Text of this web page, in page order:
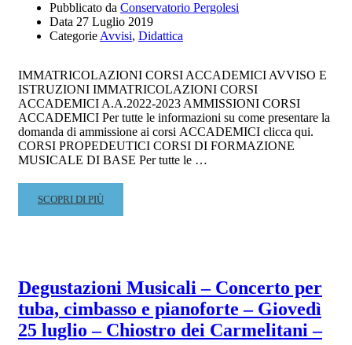
DUO
SAMPAOLESI
E
FISARMONICA
–
GIOVEDÌ
1
AGOSTO
–
ORE
21,30
CARMELITANI
Pubblicato da Conservatorio Pergolesi
Data 27 Luglio 2019
CategorieAvvisi, Didattica
IMMATRICOLAZIONI CORSI ACCADEMICI AVVISO E
ISTRUZIONI IMMATRICOLAZIONI CORSI
ACCADEMICI A.A.2022-2023 AMMISSIONI CORSI
ACCADEMICI Per tutte le informazioni su come presentare la
domanda di ammissione ai corsi ACCADEMICI clicca qui.
CORSI PROPEDEUTICI CORSI DI FORMAZIONE
MUSICALE DI BASE Per tutte le …
READ
MORE
–
IMMATRICOLAZIONI
A.A.
2022/2023
SCOPRI DI PIÙ
Degustazioni Musicali – Concerto per
tuba, cimbasso e pianoforte – Giovedì
25 luglio – Chiostro dei Carmelitani –